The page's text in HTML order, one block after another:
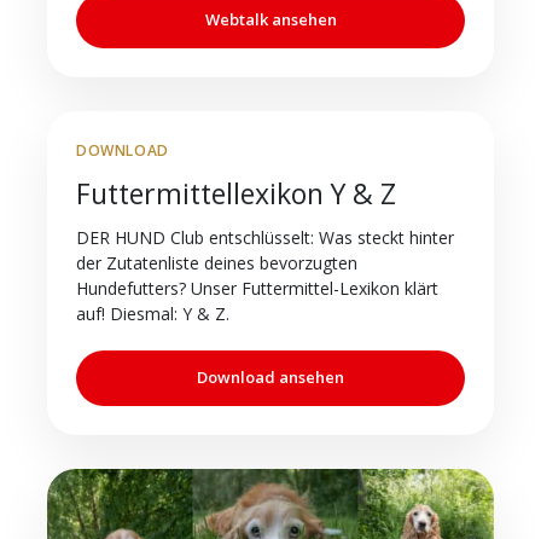
Webtalk ansehen
DOWNLOAD
Futtermittellexikon Y & Z
DER HUND Club entschlüsselt: Was steckt hinter
der Zutatenliste deines bevorzugten
Hundefutters? Unser Futtermittel-Lexikon klärt
auf! Diesmal: Y & Z.
Download ansehen